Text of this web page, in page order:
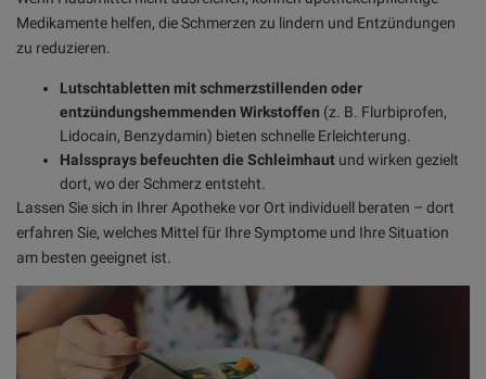
Medikamente helfen, die Schmerzen zu lindern und Entzündungen
zu reduzieren.
Lutschtabletten mit schmerzstillenden oder
entzündungshemmenden Wirkstoffen (z. B. Flurbiprofen,
Lidocain, Benzydamin) bieten schnelle Erleichterung.
Halssprays befeuchten die Schleimhaut und wirken gezielt
dort, wo der Schmerz entsteht.
Lassen Sie sich in Ihrer Apotheke vor Ort individuell beraten – dort
erfahren Sie, welches Mittel für Ihre Symptome und Ihre Situation
am besten geeignet ist.